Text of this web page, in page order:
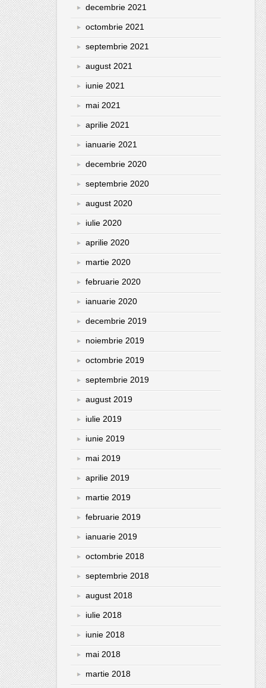
decembrie 2021
octombrie 2021
septembrie 2021
august 2021
iunie 2021
mai 2021
aprilie 2021
ianuarie 2021
decembrie 2020
septembrie 2020
august 2020
iulie 2020
aprilie 2020
martie 2020
februarie 2020
ianuarie 2020
decembrie 2019
noiembrie 2019
octombrie 2019
septembrie 2019
august 2019
iulie 2019
iunie 2019
mai 2019
aprilie 2019
martie 2019
februarie 2019
ianuarie 2019
octombrie 2018
septembrie 2018
august 2018
iulie 2018
iunie 2018
mai 2018
martie 2018